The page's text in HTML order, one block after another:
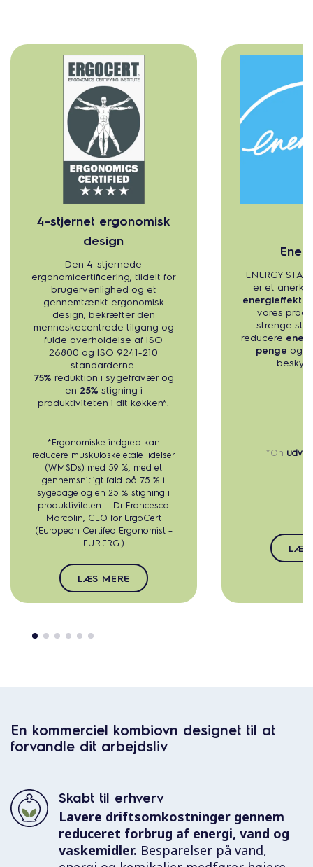
4-stjernet ergonomisk
design
Den 4-stjernede
ergonomicertificering, tildelt for
brugervenlighed og et
gennemtænkt ergonomisk
design, bekræfter den
menneskecentrede tilgang og
fulde overholdelse af ISO
26800 og ISO 9241-210
standarderne.
75% reduktion i sygefravær og
en 25% stigning i
produktiviteten i dit køkken*.
*Ergonomiske indgreb kan
reducere muskuloskeletale lidelser
(WMSDs) med 59 %, med et
gennemsnitligt fald på 75 % i
sygedage og en 25 % stigning i
produktiviteten. – Dr Francesco
Marcolin, CEO for ErgoCert
(European Certifed Ergonomist –
EUR.ERG.)
LÆS MERE
ENERGY
er et
vores
strenge
reducere
penge og
*On
LÆS
En kommerciel kombiovn designet til at
forvandle dit arbejdsliv
Skabt til erhverv
Lavere driftsomkostninger gennem
reduceret forbrug af energi, vand og
vaskemidler. Besparelser på vand,